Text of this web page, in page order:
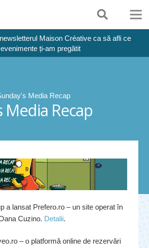
Maison Créative ca să afli ce
evenimente ți-am pregătit
Media Recap
Media Recap
a lansat Prefero.ro – un site operat în
Cuzino. Detalii.
– o platformă online de rezervări